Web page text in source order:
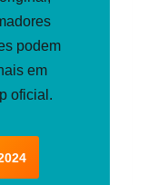
podem
em
oficial.